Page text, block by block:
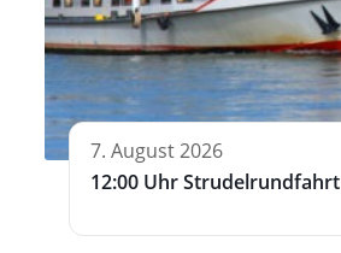
7. August 2026
12:00 Uhr Strudelrundfahrt